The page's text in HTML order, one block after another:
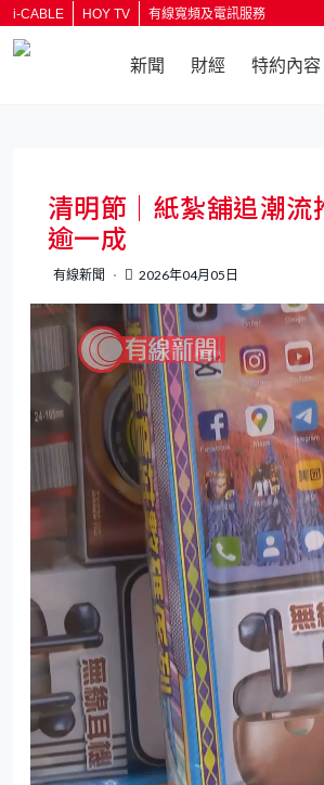
i-CABLE HOY TV 有線寬頻及電訊服務
新聞 財經 特約內容
清明節｜紙紮舖追潮
逾一成
有線新聞 2026年04月05日